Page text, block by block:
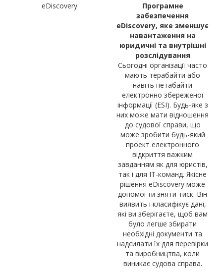
eDiscovery
Програмне
забезпечення
eDiscovery, яке зменшує
навантаження на
юридичні та внутрішні
розслідування
Сьогодні організації часто
мають терабайти або
навіть петабайти
електронно збереженої
інформації (ESI). Будь-яке з
них може мати відношення
до судової справи, що
може зробити будь-який
проект електронного
відкриття важким
завданням як для юристів,
так і для ІТ-команд. Якісне
рішення eDiscovery може
допомогти зняти тиск. Він
виявить і класифікує дані,
які ви зберігаєте, щоб вам
було легше збирати
необхідні документи та
надсилати їх для перевірки
та виробництва, коли
виникає судова справа.